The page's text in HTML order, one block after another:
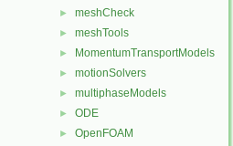
► meshCheck
► meshTools
► MomentumTransportModels
► motionSolvers
► multiphaseModels
► ODE
► OpenFOAM